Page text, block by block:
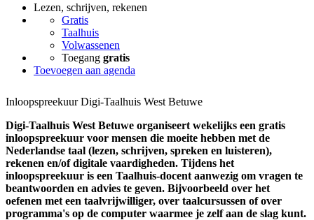
Lezen, schrijven, rekenen
Gratis
Taalhuis
Volwassenen
Toegang gratis
Toevoegen aan agenda
Inloopspreekuur Digi-Taalhuis West Betuwe
Digi-Taalhuis West Betuwe organiseert wekelijks een gratis
inloopspreekuur voor mensen die moeite hebben met de
Nederlandse taal (lezen, schrijven, spreken en luisteren),
rekenen en/of digitale vaardigheden. Tijdens het
inloopspreekuur is een Taalhuis-docent aanwezig om vragen te
beantwoorden en advies te geven. Bijvoorbeeld over het
oefenen met een taalvrijwilliger, over taalcursussen of over
programma's op de computer waarmee je zelf aan de slag kunt.